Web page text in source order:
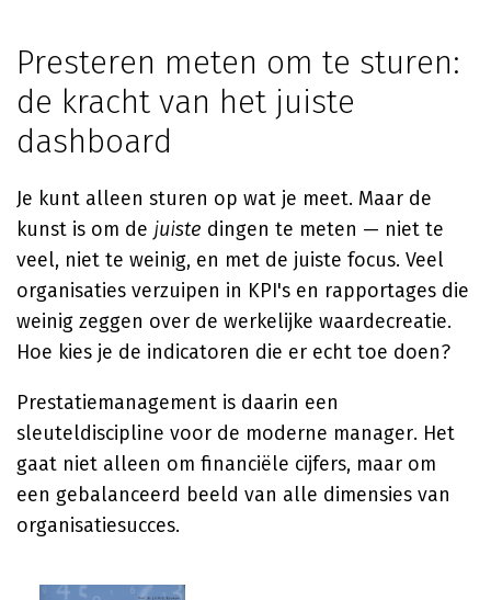
Presteren meten om te sturen:
de kracht van het juiste
dashboard
Je kunt alleen sturen op wat je meet. Maar de
kunst is om de juiste dingen te meten — niet te
veel, niet te weinig, en met de juiste focus. Veel
organisaties verzuipen in KPI's en rapportages die
weinig zeggen over de werkelijke waardecreatie.
Hoe kies je de indicatoren die er echt toe doen?
Prestatiemanagement is daarin een
sleuteldiscipline voor de moderne manager. Het
gaat niet alleen om financiële cijfers, maar om
een gebalanceerd beeld van alle dimensies van
organisatiesucces.